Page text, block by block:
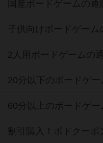
国産ボードゲームの通
子供向けボードゲーム
2人用ボードゲームの
20分以下のボードゲー
60分以上のボードゲー
割引購入！ボドクーポ